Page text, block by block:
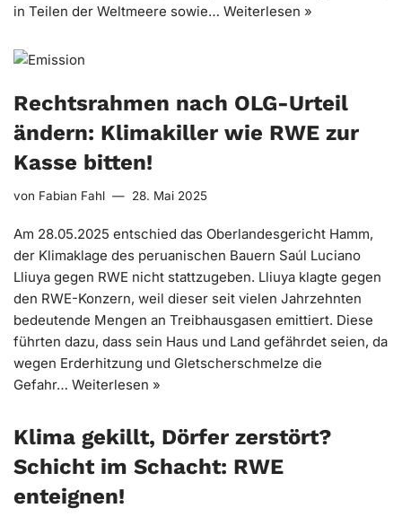
in Teilen der Weltmeere sowie… Weiterlesen »
Rechtsrahmen nach OLG-Urteil
ändern: Klimakiller wie RWE zur
Kasse bitten!
von Fabian Fahl 28. Mai 2025
Am 28.05.2025 entschied das Oberlandesgericht Hamm,
der Klimaklage des peruanischen Bauern Saúl Luciano
Lliuya gegen RWE nicht stattzugeben. Lliuya klagte gegen
den RWE-Konzern, weil dieser seit vielen Jahrzehnten
bedeutende Mengen an Treibhausgasen emittiert. Diese
führten dazu, dass sein Haus und Land gefährdet seien, da
wegen Erderhitzung und Gletscherschmelze die
Gefahr… Weiterlesen »
Klima gekillt, Dörfer zerstört?
Schicht im Schacht: RWE
enteignen!